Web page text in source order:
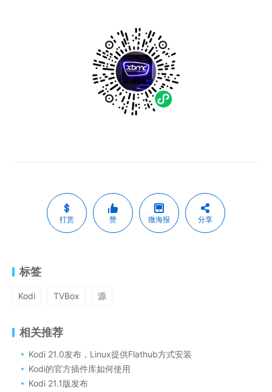
打赏 赞 微海报 分享
标签
Kodi TVBox 源
相关推荐
Kodi 21.0发布，Linux提供Flathub方式安装
Kodi的官方插件库如何使用
Kodi 21.1版发布